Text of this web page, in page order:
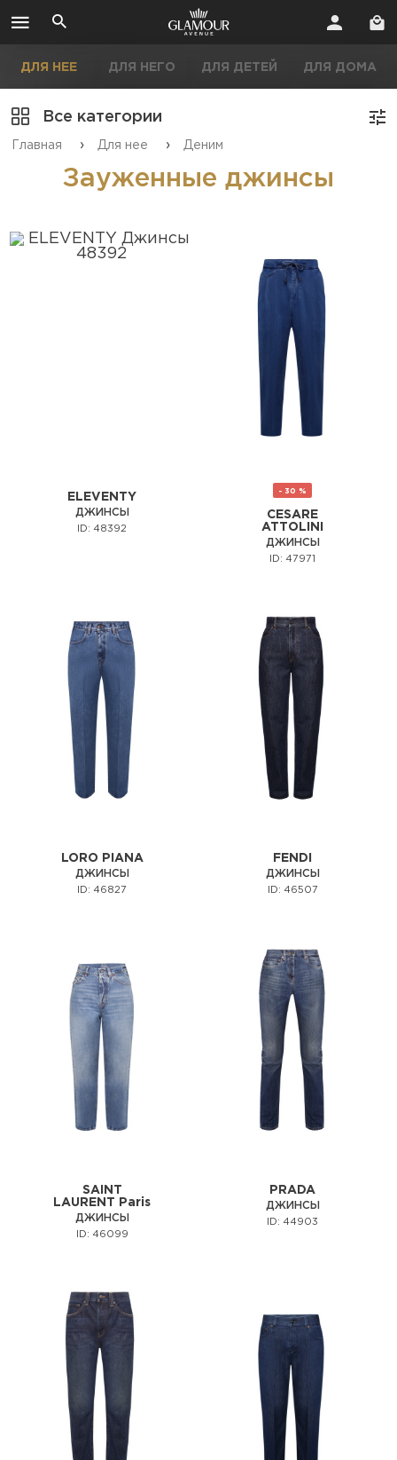
ДЛЯ НЕЕ ДЛЯ НЕГО ДЛЯ ДЕТЕЙ ДЛЯ ДОМА
Все категории
Главная › Для нее › Деним
Зауженные джинсы
ELEVENTY
ДЖИНСЫ
ID: 48392
- 30 %
CESARE
ATTOLINI
ДЖИНСЫ
ID: 47971
LORO PIANA
ДЖИНСЫ
ID: 46827
FENDI
ДЖИНСЫ
ID: 46507
SAINT
LAURENT Paris
ДЖИНСЫ
ID: 46099
PRADA
ДЖИНСЫ
ID: 44903